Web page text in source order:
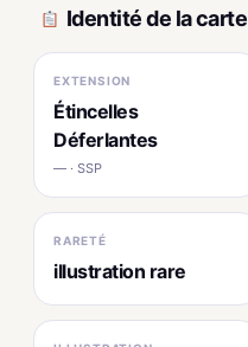
Identité de la carte
EXTENSION
Étincelles
Déferlantes
— · SSP
RARETÉ
illustration rare